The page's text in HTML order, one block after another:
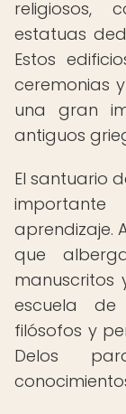
religiosos,
estatuas
Estos
ceremonias
una gran
antiguos
El santuario
aprendizaje.
que
manuscritos
escuela
filósofos y
Delos